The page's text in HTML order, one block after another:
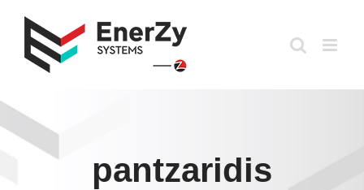
content
pantzaridis